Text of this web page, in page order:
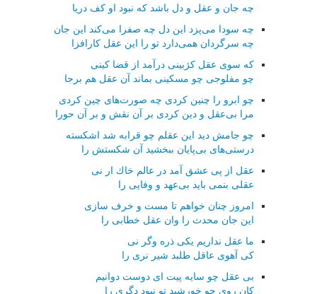
چه جان و عقل و دل باشد كه نبود او كف دریا
چه سودا می‌پزد این دل چه صفرا می‌كند این جان
چه سرگردان همی‌دارد تو را این عقل كارافزا
كه سوی عقل كژبینی درآمد از قضا كینی
چو مفلوجی چو مسكینی بماند آن عقل هم برجا
چو ابرو را چنین كردی چه صورت‌های چین كردی
مرا بی‌عقل و دین كردی بر آن نقش و بر آن حورا
چو جامش دید این عقلم چو قرابه شد اشكسته
درستی‌های بی‌پایان ببخشید آن شكستش را
عقل از پی عشق آمد در عالم خاك ار نی
عقلی بنمی باید بی‌عهد و وفایی را
امروز چنان خواهم تا مست و خرف سازی
این جان محدث را وان عقل خطابی را
ما عقل نداریم یكی ذره وگر نی
كی آهوی عاقل طلبد شیر نری را
بی عقل چو سایه پیت ای دوست دوانیم
كان روی چو خورشید تو نبود دگری را